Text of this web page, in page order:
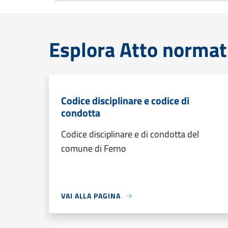
Esplora Atto
Codice disciplinare e codice di
condotta
Codice disciplinare e di condotta del
comune di Ferno
VAI ALLA PAGINA